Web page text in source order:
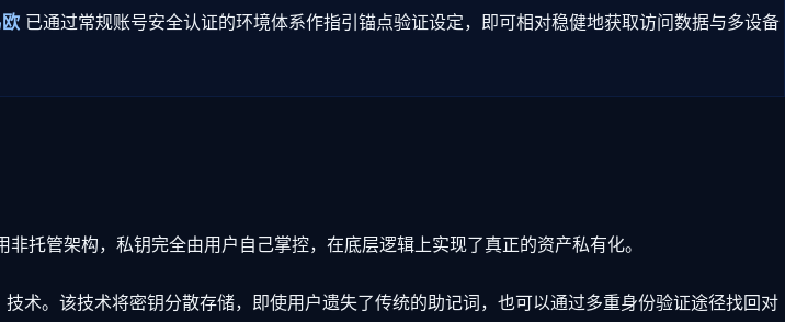
已通过常规账号安全认证的环境体系作指引锚点验证设定，即可相对稳健地获取访问数据与多设备
非托管架构，私钥完全由用户自己掌控，在底层逻辑上实现了真正的资产私有化。
技术。该技术将密钥分散存储，即使用户遗失了传统的助记词，也可以通过多重身份验证途径找回对